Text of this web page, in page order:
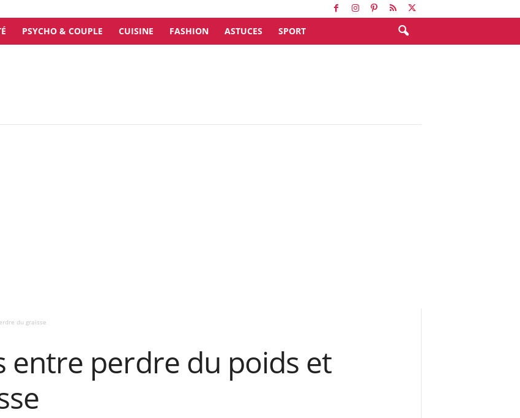
PSYCHO & COUPLE CUISINE FASHION ASTUCES SPORT
du graisse
entre perdre du poids et